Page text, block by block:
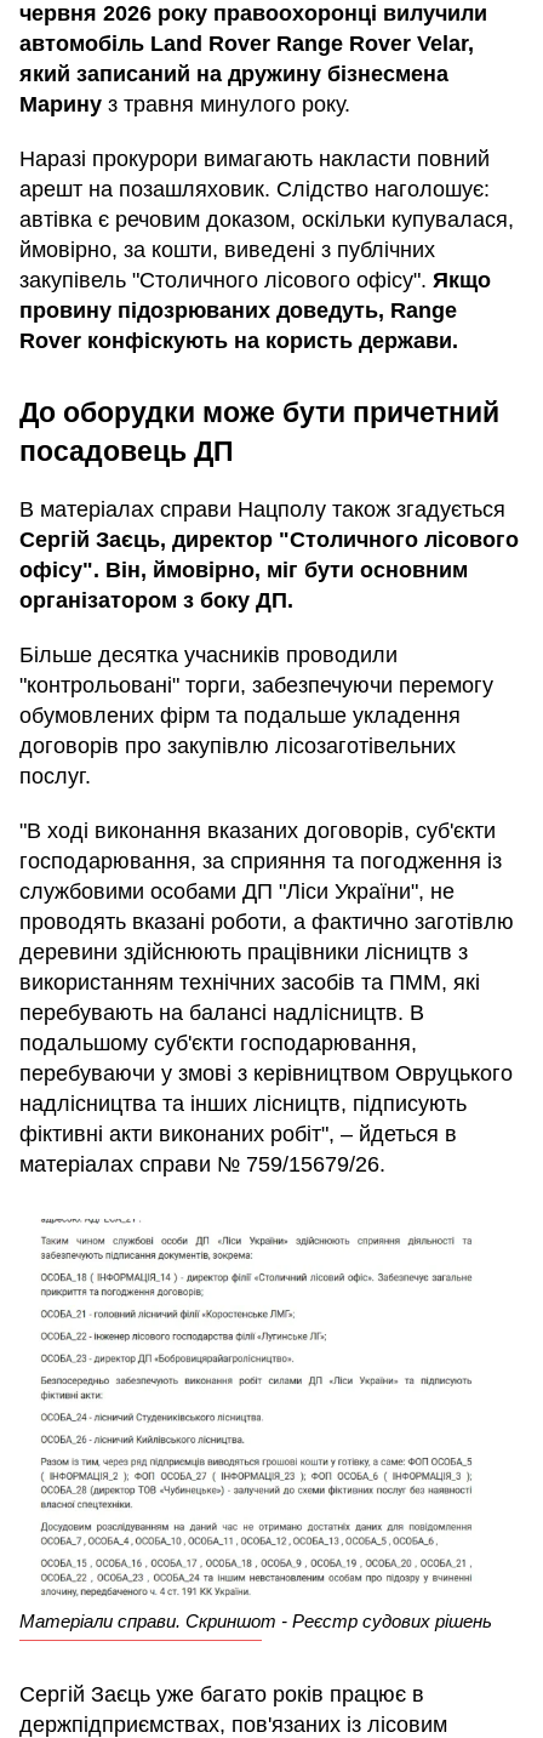
червня 2026 року правоохоронці вилучили
автомобіль Land Rover Range Rover Velar,
який записаний на дружину бізнесмена
Марину з травня минулого року.
Наразі прокурори вимагають накласти повний
арешт на позашляховик. Слідство наголошує:
автівка є речовим доказом, оскільки купувалася,
ймовірно, за кошти, виведені з публічних
закупівель "Столичного лісового офісу". Якщо
провину підозрюваних доведуть, Range
Rover конфіскують на користь держави.
До оборудки може бути причетний
посадовець ДП
В матеріалах справи Нацполу також згадується
Сергій Заєць, директор "Столичного лісового
офісу". Він, ймовірно, міг бути основним
організатором з боку ДП.
Більше десятка учасників проводили
"контрольовані" торги, забезпечуючи перемогу
обумовлених фірм та подальше укладення
договорів про закупівлю лісозаготівельних
послуг.
"В ході виконання вказаних договорів, суб'єкти
господарювання, за сприяння та погодження із
службовими особами ДП "Ліси України", не
проводять вказані роботи, а фактично заготівлю
деревини здійснюють працівники лісництв з
використанням технічних засобів та ПММ, які
перебувають на балансі надлісництв. В
подальшому суб'єкти господарювання,
перебуваючи у змові з керівництвом Овруцького
надлісництва та інших лісництв, підписують
фіктивні акти виконаних робіт", – йдеться в
матеріалах справи № 759/15679/26.
Матеріали справи. Скриншот - Реєстр судових рішень
Сергій Заєць уже багато років працює в
держпідприємствах, пов'язаних із лісовим